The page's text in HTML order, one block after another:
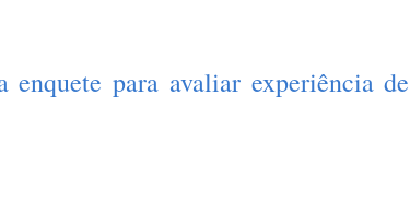
para avaliar experiência de